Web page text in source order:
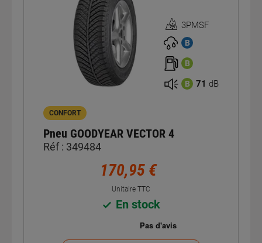
Homologation
3PMSF
3PMSF
B
B
B 71 dB
CONFORT
Pneu GOODYEAR VECTOR 4
Réf : 349484
170,95 €
Unitaire TTC
En stock